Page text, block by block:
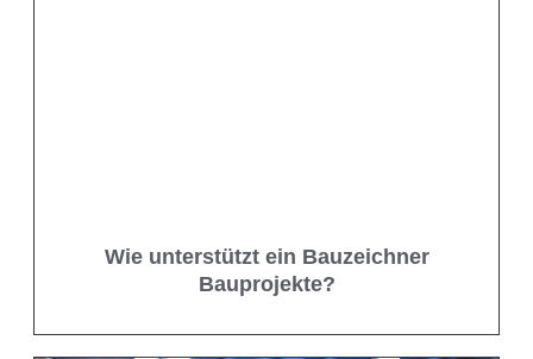
Wie unterstützt ein Bauzeichner
Bauprojekte?